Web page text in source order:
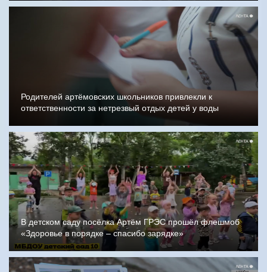
Родителей артёмовских школьников привлекли к
ответственности за нетрезвый отдых детей у воды
В детском саду посёлка Артём ГРЭС прошёл флешмоб
«Здоровье в порядке – спасибо зарядке»